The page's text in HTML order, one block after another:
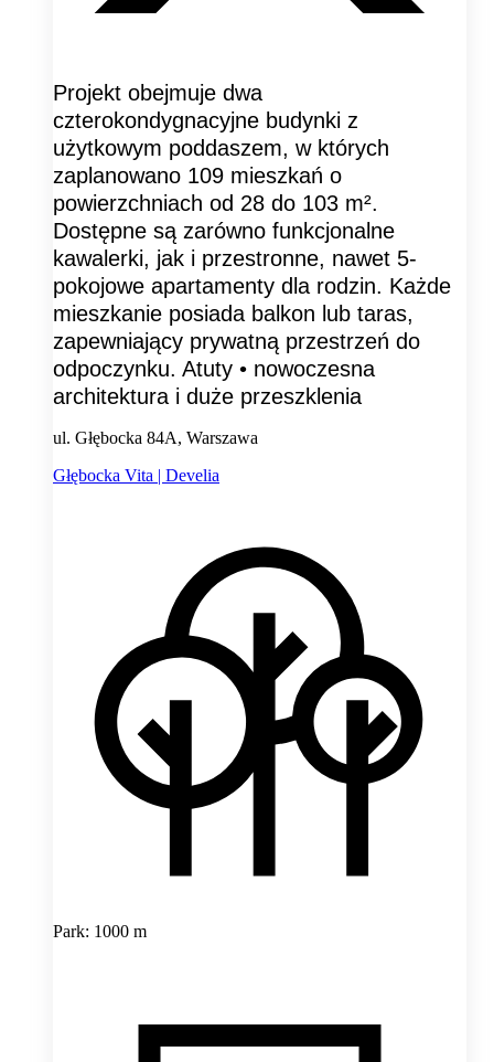
Projekt obejmuje dwa
czterokondygnacyjne budynki z
użytkowym poddaszem, w których
zaplanowano 109 mieszkań o
powierzchniach od 28 do 103 m².
Dostępne są zarówno funkcjonalne
kawalerki, jak i przestronne, nawet 5-
pokojowe apartamenty dla rodzin. Każde
mieszkanie posiada balkon lub taras,
zapewniający prywatną przestrzeń do
odpoczynku. Atuty • nowoczesna
architektura i duże przeszklenia
ul. Głębocka 84A, Warszawa
Głębocka Vita | Develia
Park: 1000 m